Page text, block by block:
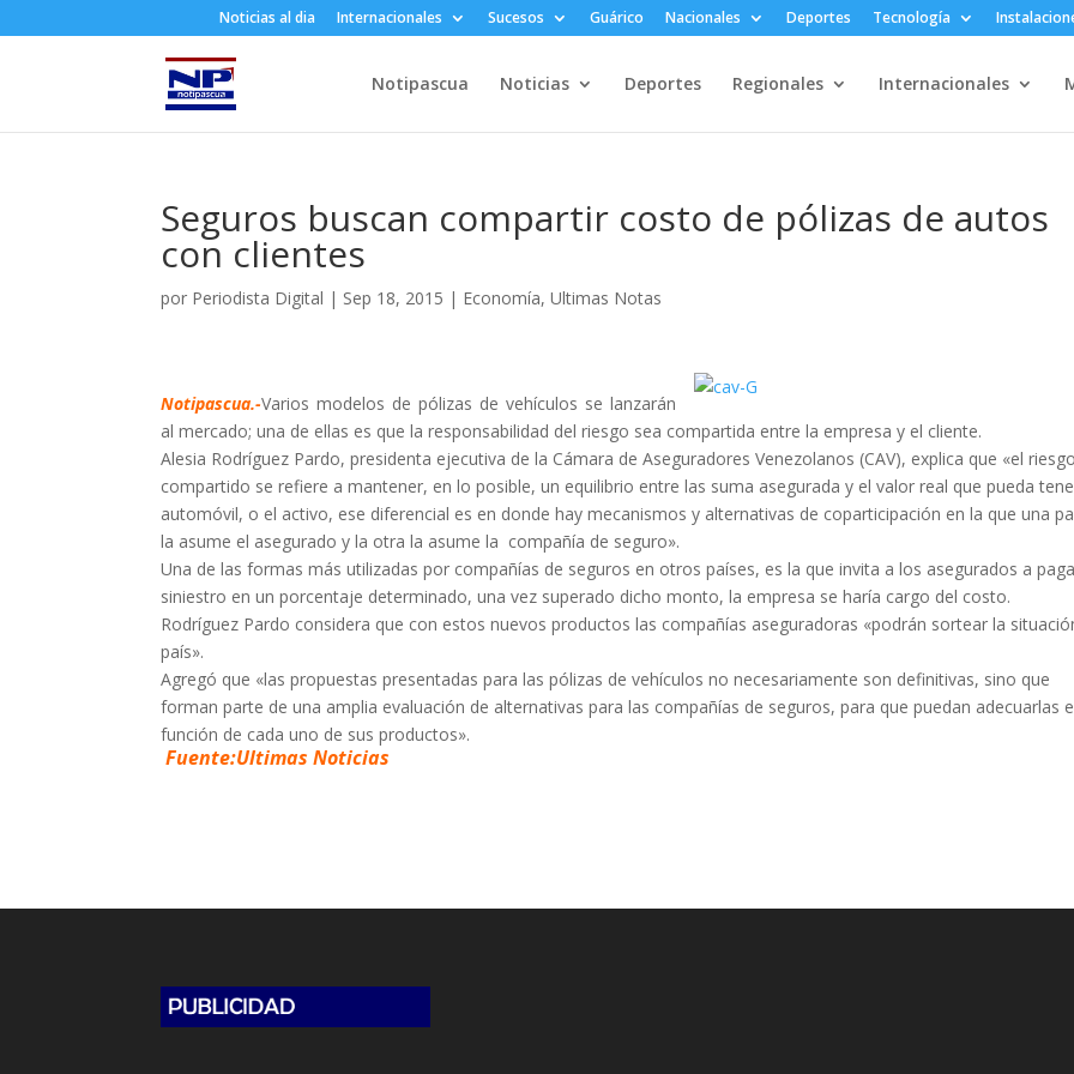
Noticias al dia Internacionales Sucesos Guárico Nacionales Deportes Tecnología
Notipascua Noticias Deportes Regionales Internacionales
Seguros buscan compartir costo de pólizas de autos
con clientes
por Periodista Digital | Sep 18, 2015 | Economía,Ultimas Notas
Notipascua.-Varios modelos de pólizas de vehículos se lanzarán
al mercado; una de ellas es que la responsabilidad del riesgo sea compartida entre la empresa y el cliente.
Alesia Rodríguez Pardo, presidenta ejecutiva de la Cámara de Aseguradores Venezolanos (CAV), explica que «el riesgo
compartido se refiere a mantener, en lo posible, un equilibrio entre las suma asegurada y el valor real que pueda
automóvil, o el activo, ese diferencial es en donde hay mecanismos y alternativas de coparticipación en la que una
la asume el asegurado y la otra la asume la compañía de seguro».
Una de las formas más utilizadas por compañías de seguros en otros países, es la que invita a los asegurados a
siniestro en un porcentaje determinado, una vez superado dicho monto, la empresa se haría cargo del costo.
Rodríguez Pardo considera que con estos nuevos productos las compañías aseguradoras «podrán sortear la
país».
Agregó que «las propuestas presentadas para las pólizas de vehículos no necesariamente son definitivas, sino que
forman parte de una amplia evaluación de alternativas para las compañías de seguros, para que puedan adecuarlas
función de cada uno de sus productos».
Fuente:Ultimas Noticias